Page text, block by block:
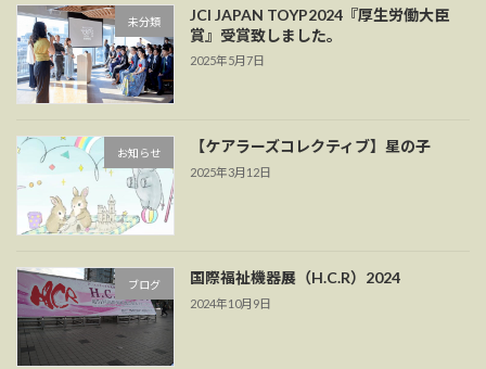
未分類
JCI JAPAN TOYP2024『厚生労働大臣
賞』受賞致しました。
2025年5月7日
お知らせ 【ケアラーズコレクティブ】星の子
2025年3月12日
ブログ 国際福祉機器展（H.C.R）2024
2024年10月9日